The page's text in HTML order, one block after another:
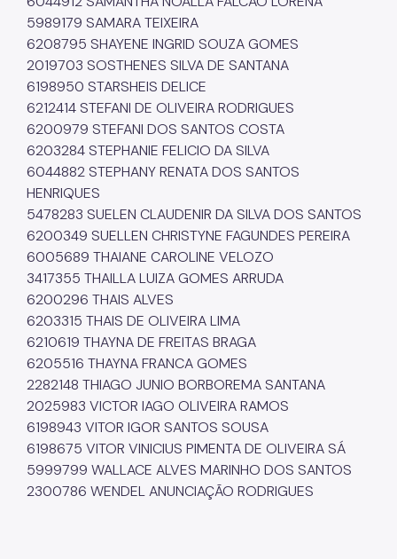
5989179 SAMARA TEIXEIRA
6208795 SHAYENE INGRID SOUZA GOMES
2019703 SOSTHENES SILVA DE SANTANA
6198950 STARSHEIS DELICE
6212414 STEFANI DE OLIVEIRA RODRIGUES
6200979 STEFANI DOS SANTOS COSTA
6203284 STEPHANIE FELICIO DA SILVA
6044882 STEPHANY RENATA DOS SANTOS
HENRIQUES
5478283 SUELEN CLAUDENIR DA SILVA DOS SANTOS
6200349 SUELLEN CHRISTYNE FAGUNDES PEREIRA
6005689 THAIANE CAROLINE VELOZO
3417355 THAILLA LUIZA GOMES ARRUDA
6200296 THAIS ALVES
6203315 THAIS DE OLIVEIRA LIMA
6210619 THAYNA DE FREITAS BRAGA
6205516 THAYNA FRANCA GOMES
2282148 THIAGO JUNIO BORBOREMA SANTANA
2025983 VICTOR IAGO OLIVEIRA RAMOS
6198943 VITOR IGOR SANTOS SOUSA
6198675 VITOR VINICIUS PIMENTA DE OLIVEIRA SÁ
5999799 WALLACE ALVES MARINHO DOS SANTOS
2300786 WENDEL ANUNCIAÇÃO RODRIGUES